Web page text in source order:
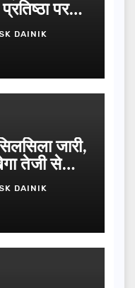
पर
DAINIK
जारी,
तेजी से
DAINIK